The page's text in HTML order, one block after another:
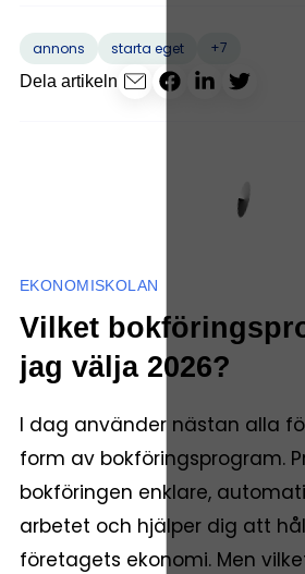
annons starta eget
+7
Dela artikeln
EKONOMISKOLAN
Vilket
jag välja 2026?
I dag använder nästan alla
form av bokföringsprogram.
bokföringen enklare,
arbetet och hjälper dig att
företagets ekonomi. Men